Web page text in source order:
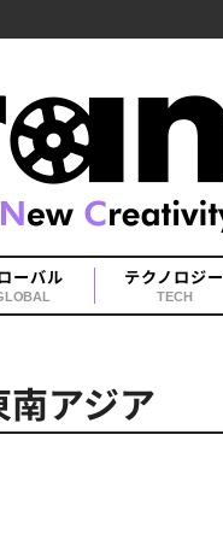
ーバル テクノロジー
TECH
南アジア